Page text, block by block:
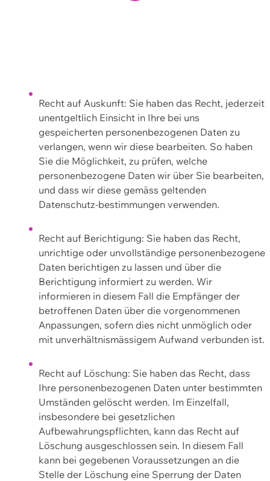
Recht auf Auskunft: Sie haben das Recht, jederzeit
unentgeltlich Einsicht in Ihre bei uns
gespeicherten personenbezogenen Daten zu
verlangen, wenn wir diese bearbeiten. So haben
Sie die Möglichkeit, zu prüfen, welche
personenbezogene Daten wir über Sie bearbeiten,
und dass wir diese gemäss geltenden
Datenschutz-bestimmungen verwenden.
Recht auf Berichtigung: Sie haben das Recht,
unrichtige oder unvollständige personenbezogene
Daten berichtigen zu lassen und über die
Berichtigung informiert zu werden. Wir
informieren in diesem Fall die Empfänger der
betroffenen Daten über die vorgenommenen
Anpassungen, sofern dies nicht unmöglich oder
mit unverhältnismässigem Aufwand verbunden ist.
Recht auf Löschung: Sie haben das Recht, dass
Ihre personenbezogenen Daten unter bestimmten
Umständen gelöscht werden. Im Einzelfall,
insbesondere bei gesetzlichen
Aufbewahrungspflichten, kann das Recht auf
Löschung ausgeschlossen sein. In diesem Fall
kann bei gegebenen Voraussetzungen an die
Stelle der Löschung eine Sperrung der Daten